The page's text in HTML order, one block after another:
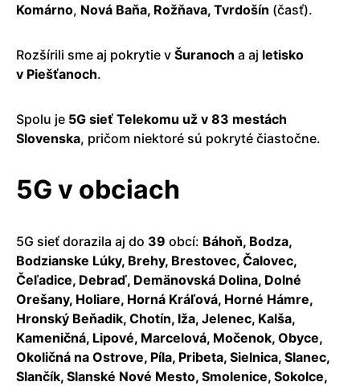
Komárno, Nová Baňa, Rožňava, Tvrdošín (časť).
Rozšírili sme aj pokrytie v Šuranoch a aj letisko
v Piešťanoch.
Spolu je 5G sieť Telekomu už v 83 mestách
Slovenska, pričom niektoré sú pokryté čiastočne.
5G v obciach
5G sieť dorazila aj do 39 obcí: Báhoň, Bodza,
Bodzianske Lúky, Brehy, Brestovec, Čalovec,
Čeľadice, Debraď, Demänovská Dolina, Dolné
Orešany, Holiare, Horná Kráľová, Horné Hámre,
Hronský Beňadik, Chotín, Iža, Jelenec, Kalša,
Kameničná, Lipové, Marcelová, Močenok, Obyce,
Okoličná na Ostrove, Píla, Pribeta, Sielnica, Slanec,
Slančík, Slanské Nové Mesto, Smolenice, Sokolce,